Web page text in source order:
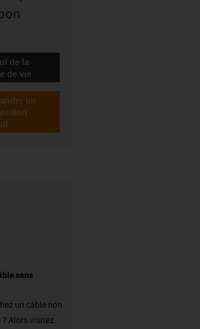
lebensdauerrechner
de la
de vie
un
sans
un câble non
? Alors visitez